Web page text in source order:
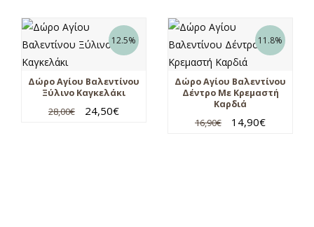
12.5%
Δώρο Αγίου Βαλεντίνου
Ξύλινο Καγκελάκι
28,00€ 24,50€
11.8%
Δώρο Αγίου Βαλεντίνου
Δέντρο Με Κρεμαστή
Καρδιά
16,90€ 14,90€